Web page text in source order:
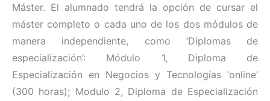
Máster. El alumnado tendrá la opción de cursar el
máster completo o cada uno de los dos módulos de
manera independiente, como ‘Diplomas de
especialización’: Módulo 1, Diploma de
Especialización en Negocios y Tecnologías ‘online’
(300 horas); Modulo 2, Diploma de Especialización